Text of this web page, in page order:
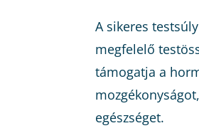
A sikeres
megfelelő
támogatja a
egészséget.